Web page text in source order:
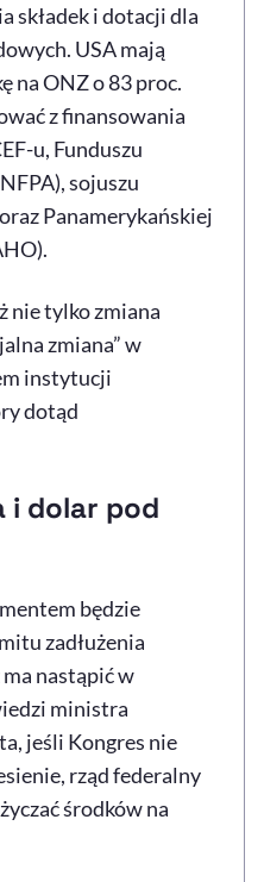
składek i dotacji dla
USA mają
na ONZ o 83 proc.
z finansowania
u, Funduszu
sojuszu
Panamerykańskiej
nie tylko zmiana
zmiana” w
instytucji
dotąd
i dolar pod
będzie
zadłużenia
nastąpić w
ministra
jeśli Kongres nie
rząd federalny
środków na